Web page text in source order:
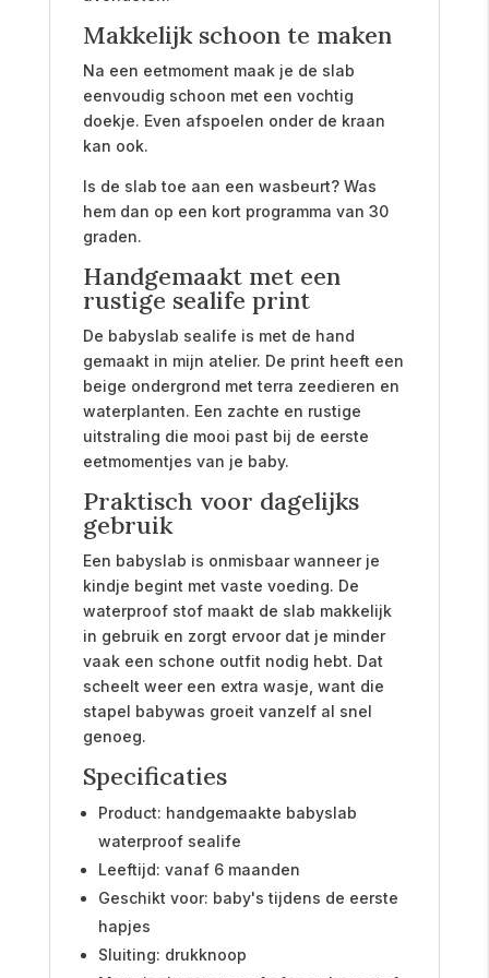
Makkelijk schoon te maken
Na een eetmoment maak je de slab
eenvoudig schoon met een vochtig
doekje. Even afspoelen onder de kraan
kan ook.
Is de slab toe aan een wasbeurt? Was
hem dan op een kort programma van 30
graden.
Handgemaakt met een
rustige sealife print
De babyslab sealife is met de hand
gemaakt in mijn atelier. De print heeft een
beige ondergrond met terra zeedieren en
waterplanten. Een zachte en rustige
uitstraling die mooi past bij de eerste
eetmomentjes van je baby.
Praktisch voor dagelijks
gebruik
Een babyslab is onmisbaar wanneer je
kindje begint met vaste voeding. De
waterproof stof maakt de slab makkelijk
in gebruik en zorgt ervoor dat je minder
vaak een schone outfit nodig hebt. Dat
scheelt weer een extra wasje, want die
stapel babywas groeit vanzelf al snel
genoeg.
Specificaties
Product: handgemaakte babyslab
waterproof sealife
Leeftijd: vanaf 6 maanden
Geschikt voor: baby's tijdens de eerste
hapjes
Sluiting: drukknoop